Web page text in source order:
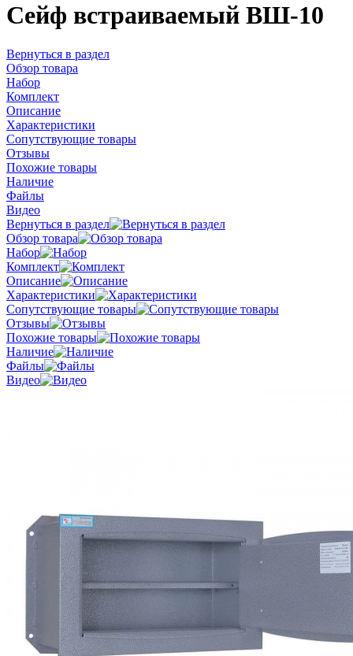
Сейф встраиваемый ВШ-10
Вернуться в раздел
Обзор товара
Набор
Комплект
Описание
Характеристики
Сопутствующие товары
Отзывы
Похожие товары
Наличие
Файлы
Видео
Вернуться в раздел
Обзор товара
Набор
Комплект
Описание
Характеристики
Сопутствующие товары
Отзывы
Похожие товары
Наличие
Файлы
Видео